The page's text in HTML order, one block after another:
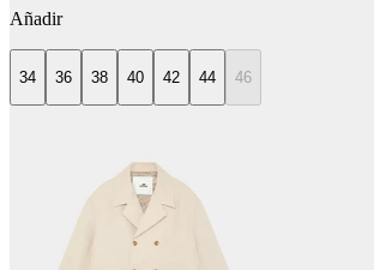
Añadir
34 36 38 40 42 44 46